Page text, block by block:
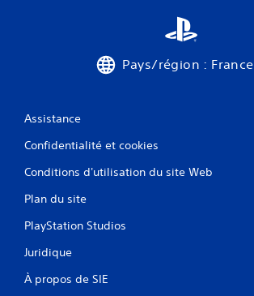
Pays/région : France
Assistance
Confidentialité et cookies
Conditions d'utilisation du site Web
Plan du site
PlayStation Studios
Juridique
À propos de SIE